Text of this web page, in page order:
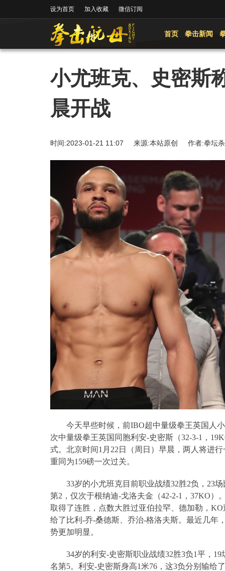
设为首页 加入收藏 微信订阅
首页 拳击新闻
小尤班克、史密斯
晨开战
时间:2023-01-21 11:07 来源:本站原创 作者:拳
今天早些时候，前IBO超中量级拳王英国人
次中量级拳王英国同胞利安-史密斯（32-3-1 ，
式。北京时间1 月 22 日（周日）早晨，两人将进
重同为159磅一次过关。
33岁的小尤班克目前职业战绩32胜2负， 23场
第2 ，仅次于根纳迪-戈洛夫金（42-2-1 ， 37KO）
取得了连胜，点数大胜过亚伯拉罕、德加勒， KO
给了比利 -乔-桑德斯、乔治-格洛夫斯。最近几年
势更加明显。
34岁的利安-史密斯职业战绩32胜3负1平， 19
名第5。利安-史密斯身高1米76 ，这3负分别输给